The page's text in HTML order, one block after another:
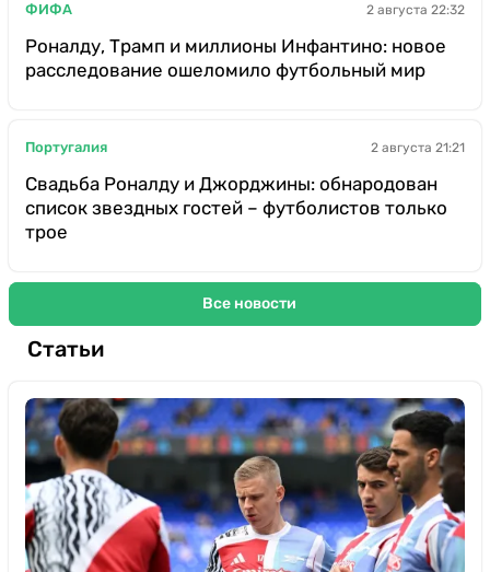
ФИФА 2 августа 22:32
Роналду, Трамп и миллионы Инфантино: новое
расследование ошеломило футбольный мир
Португалия 2 августа 21:21
Свадьба Роналду и Джорджины: обнародован
список звездных гостей – футболистов только
трое
Все новости
Статьи